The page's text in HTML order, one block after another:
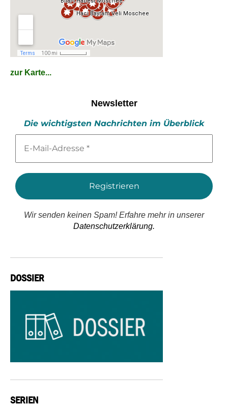
zur Karte...
Newsletter
Die wichtigsten Nachrichten im Überblick
Mail-
*
Wir senden keinen Spam! Erfahre mehr in unserer
Datenschutzerklärung.
DOSSIER
SERIEN